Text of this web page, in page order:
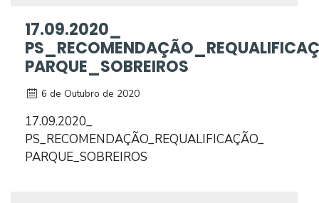
17.09.2020_
PARQUE_SOBREIROS
6 de Outubro de 2020
17.09.2020_
PS_RECOMENDAÇÃO_REQUALIFICAÇÃO_
PARQUE_SOBREIROS